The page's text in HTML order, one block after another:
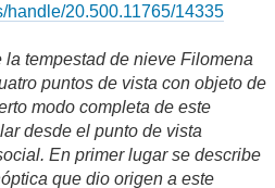
handle/20.500.11765/14335
tempestad de nieve Filomena
puntos de vista con objeto de
modo completa de este
desde el punto de vista
En primer lugar se describe
que dio origen a este